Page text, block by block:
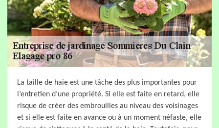
La taille de haie est une tâche des plus importantes pour
l’entretien d’une propriété. Si elle est faite en retard, elle
risque de créer des embrouilles au niveau des voisinages
et si elle est faite en avance ou à un moment néfaste, elle